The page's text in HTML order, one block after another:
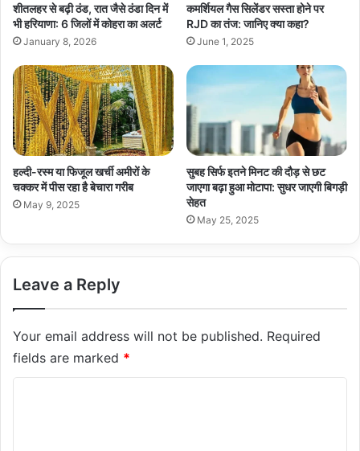
शीतलहर से बढ़ी ठंड, रात जैसे ठंडा दिन में
भी हरियाणा: 6 जिलों में कोहरा का अलर्ट
January 8, 2026
कमर्शियल गैस सिलेंडर सस्ता होने पर
RJD का तंज: जानिए क्या कहा?
June 1, 2025
हल्दी-रस्म या फिजूल खर्ची अमीरों के
चक्कर में पीस रहा है बेचारा गरीब
May 9, 2025
सुबह सिर्फ इतने मिनट की दौड़ से छट
जाएगा बढ़ा हुआ मोटापा: सुधर जाएगी बिगड़ी
सेहत
May 25, 2025
Leave a Reply
Your email address will not be published. Required
fields are marked *